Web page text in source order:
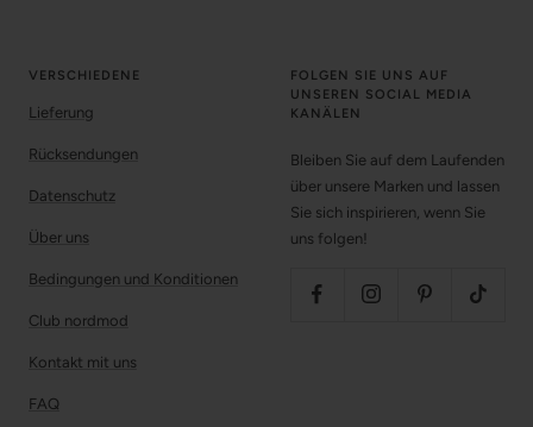
VERSCHIEDENE
Lieferung
Rücksendungen
Datenschutz
Über uns
Bedingungen und Konditionen
Club nordmod
Kontakt mit uns
FAQ
FOLGEN SIE UNS AUF
UNSEREN SOCIAL MEDIA
KANÄLEN
Bleiben Sie auf dem Laufenden
über unsere Marken und lassen
Sie sich inspirieren, wenn Sie
uns folgen!